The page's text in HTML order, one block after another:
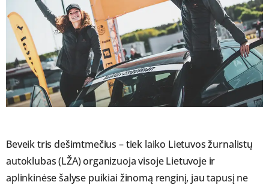
Beveik tris dešimtmečius – tiek laiko Lietuvos žurnalistų
autoklubas (LŽA) organizuoja visoje Lietuvoje ir
aplinkinėse šalyse puikiai žinomą renginį, jau tapusį ne